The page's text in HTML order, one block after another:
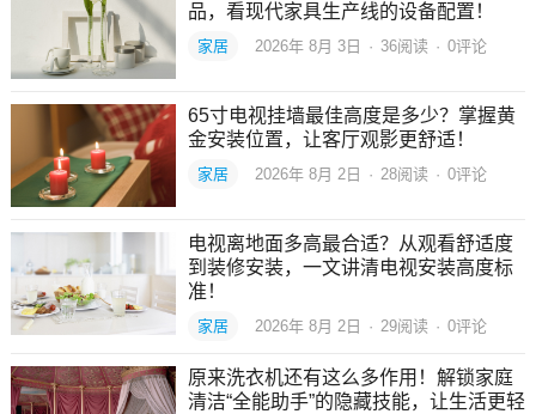
品，看现代家具生产线的设备配置！
家居 2026年 8月 3日 · 36阅读 · 0评论
65寸电视挂墙最佳高度是多少？掌握黄
金安装位置，让客厅观影更舒适！
家居 2026年 8月 2日 · 28阅读 · 0评论
电视离地面多高最合适？从观看舒适度
到装修安装，一文讲清电视安装高度标
准！
家居 2026年 8月 2日 · 29阅读 · 0评论
原来洗衣机还有这么多作用！解锁家庭
清洁“全能助手”的隐藏技能，让生活更轻